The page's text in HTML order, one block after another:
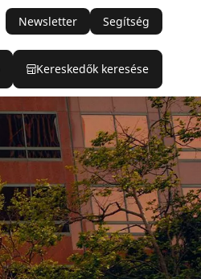
Newsletter Segítség
Kereskedők keresése